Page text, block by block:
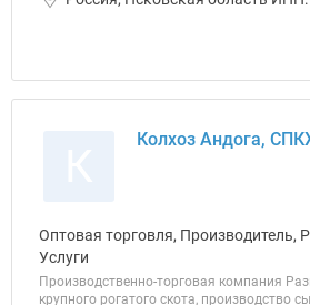
Колхоз Андога,
Оптовая торговля, Производитель,
Услуги
Производственно-торговая компания
крупного рогатого скота, производство